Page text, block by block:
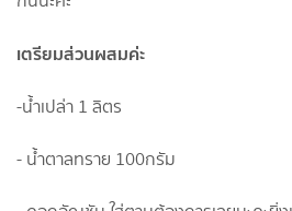
เตรียมส่วนผสมค่ะ
-น้ำเปล่า 1 ลิตร
- น้ำตาลทราย 100กรัม